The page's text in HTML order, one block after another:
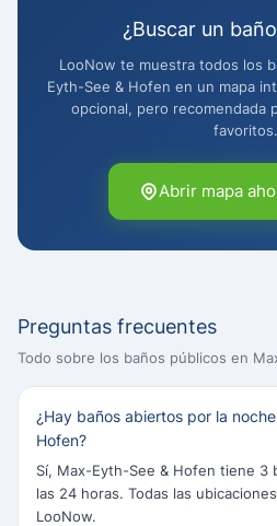
¿Buscar un
LooNow te muestra todos los
Eyth-See & Hofen en un mapa
opcional, pero recomendada
favoritos.
Abrir mapa
Preguntas frecuentes
Todo sobre los baños públicos en
¿Hay baños abiertos por la
Hofen?
Sí, Max-Eyth-See & Hofen tiene 3
las 24 horas. Todas las
LooNow.